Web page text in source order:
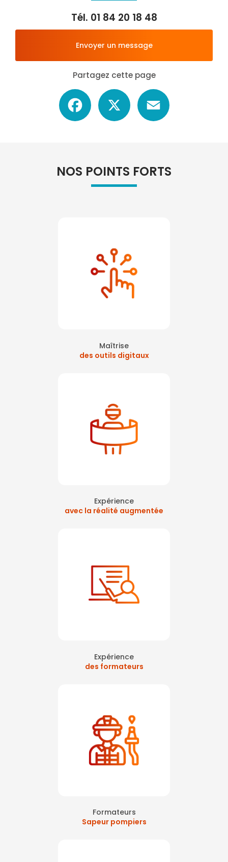
Tél. 01 84 20 18 48
Envoyer un message
Partagez cette page
Facebook
NOS POINTS FORTS
Maîtrise
des outils digitaux
Expérience
avec la réalité augmentée
Expérience
des formateurs
Formateurs
Sapeur pompiers